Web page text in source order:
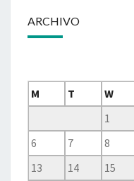
ARCHIVO
M
T W
1
6
7 8
13
14 15